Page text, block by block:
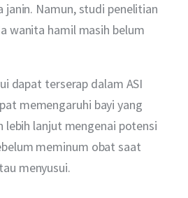
janin. Namun, studi penelitian
wanita hamil masih belum
dapat terserap dalam ASI
memengaruhi bayi yang
lebih lanjut mengenai potensi
meminum obat saat
menyusui.